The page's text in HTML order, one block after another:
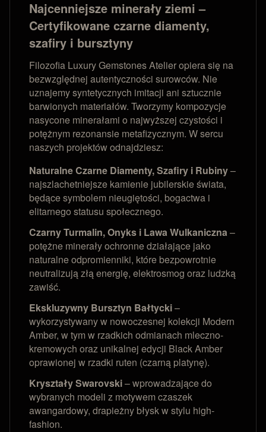
Najcenniejsze minerały ziemi –
Certyfikowane czarne diamenty,
szafiry i bursztyny
Filozofia Luxury Gemstones Atelier opiera się na
bezwzględnej autentyczności surowców. Nie
uznajemy syntetycznych imitacji ani sztucznie
barwionych materiałów. Tworzymy kompozycje
nasycone minerałami o najwyższej czystości i
potężnym rezonansie metafizycznym. W sercu
naszych projektów odnajdziesz:
Naturalne Czarne Diamenty, Szafiry i Rubiny–
najszlachetniejsze kamienie jubilerskie świata,
będące symbolem nieugiętości, bogactwa i
elitarnego statusu społecznego.
Czarny Turmalin, Onyks i Lawa Wulkaniczna–
potężne minerały ochronne działające jako
naturalne odpromienniki, które bezpowrotnie
neutralizują złą energię, elektrosmog oraz ludzką
zawiść.
Ekskluzywny Bursztyn Bałtycki–
wykorzystywany w nowoczesnej kolekcji Modern
Amber, w tym w rzadkich odmianach mleczno-
kremowych oraz unikalnej edycji Black Amber
oprawionej w rzadki ruten (czarną platynę).
Kryształy Swarovski– wprowadzające do
wybranych modeli z motywem czaszek
awangardowy, drapieżny błysk w stylu high-
fashion.